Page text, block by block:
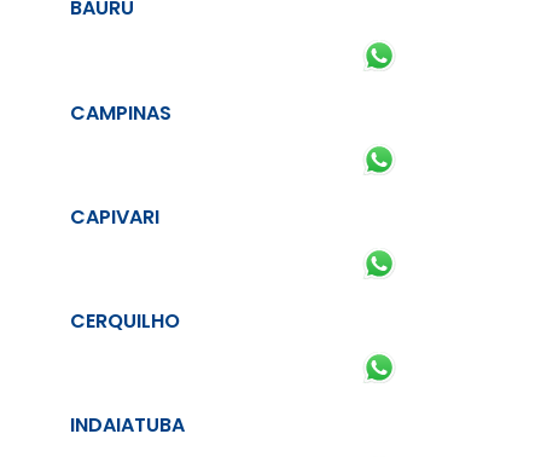
BAURU
CAMPINAS
CAPIVARI
CERQUILHO
INDAIATUBA